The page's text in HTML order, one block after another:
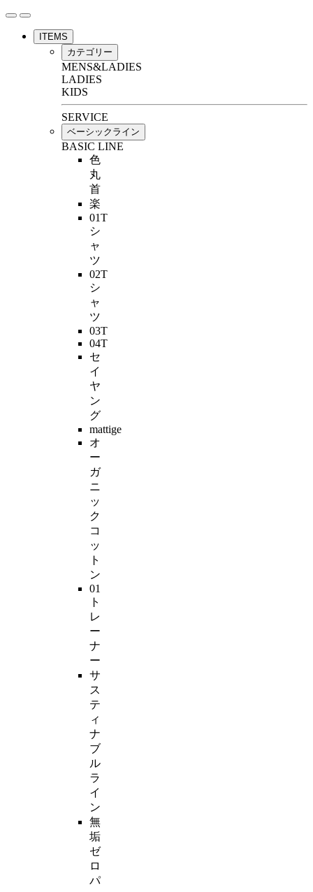
ITEMS
カテゴリー
MENS&LADIES
LADIES
KIDS
SERVICE
ベーシックライン
BASIC LINE
色
丸
首
楽
01T
シ
ャ
ツ
02T
シ
ャ
ツ
03T
04T
セ
イ
ヤ
ン
グ
mattige
オ
ー
ガ
ニ
ッ
ク
コ
ッ
ト
ン
01
ト
レ
ー
ナ
ー
サ
ス
テ
ィ
ナ
ブ
ル
ラ
イ
ン
無
垢
ゼ
ロ
パ